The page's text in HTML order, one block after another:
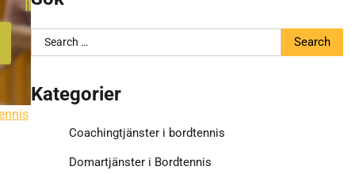
Search
for:
Kategorier
Coachingtjänster i bordtennis
Domartjänster i Bordtennis